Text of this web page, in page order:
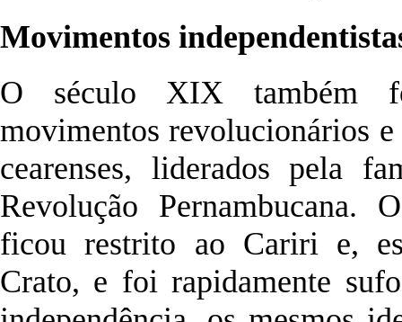
Movimentos
O século XIX também
movimentos revolucionários
cearenses, liderados pela
Revolução Pernambucana.
ficou restrito ao Cariri e,
Crato, e foi rapidamente